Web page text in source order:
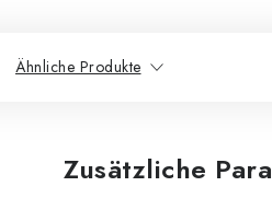
Ähnliche Produkte
Zusätzliche